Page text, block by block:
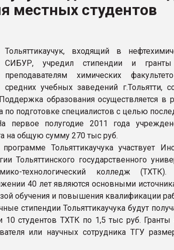
местных студентов
Тольяттикаучук, входящий в
СИБУР, учредил стипендии и
преподавателям химических
средних учебных заведений г.Тольятти,
образования осуществляется в
подготовке специалистов с целью
первое полугодие 2011 года
на общую сумму 270 тыс руб.
Тольяттикаучука участвует
Тольяттинского государственного
технологический колледж
40 лет являются основными
обучения и повышения квалификации
стипендии Тольяттикаучука будут
студентов ТХТК по 1,5 тыс руб. Гранты
или научных сотрудника ТГУ